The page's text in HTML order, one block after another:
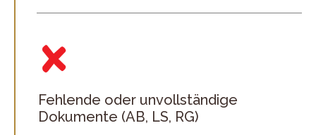
Fehlende oder unvollständige
Dokumente (AB, LS, RG)